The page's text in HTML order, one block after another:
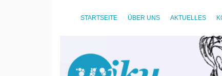
STARTSEITE ÜBER UNS AKTUELLES